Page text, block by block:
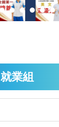
就業組